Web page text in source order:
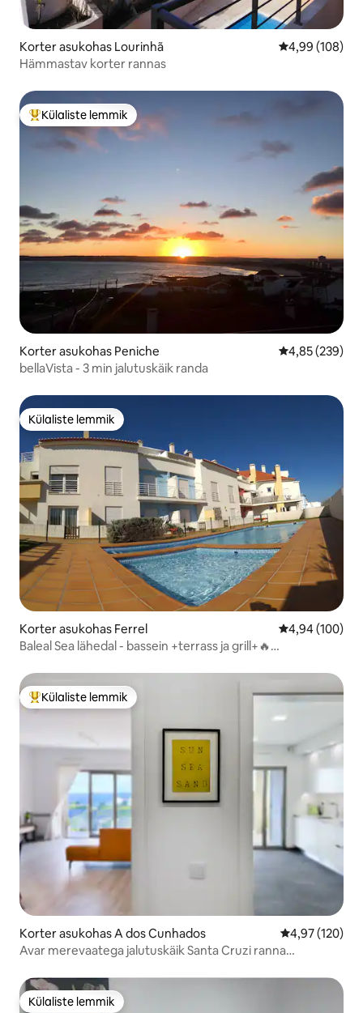
Korter asukohas Lourinhã Keskmine
4,99 (108)
Hämmastav korter rannas
Külaliste suur lemmik
Külaliste lemmik
Korter asukohas Peniche Keskmine
4,85 (239)
bellaVista - 3 min jalutuskäik randa
Külaliste lemmik
Külaliste lemmik
Korter asukohas Ferrel Keskmine
4,94 (100)
Baleal Sea lähedal - bassein +terrass ja grill+🔥
Külaliste suur lemmik
Külaliste lemmik
Korter asukohas A dos Cunhados Keskmine
4,97 (120)
Avar merevaatega jalutuskäik Santa Cruzi ranna
Külaliste lemmik
Külaliste lemmik